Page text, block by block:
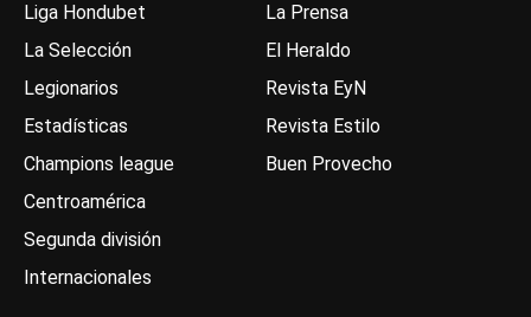
Liga Hondubet
La Selección
Legionarios
Estadísticas
Champions league
Centroamérica
Segunda división
Internacionales
La Prensa
El Heraldo
Revista EyN
Revista Estilo
Buen Provecho